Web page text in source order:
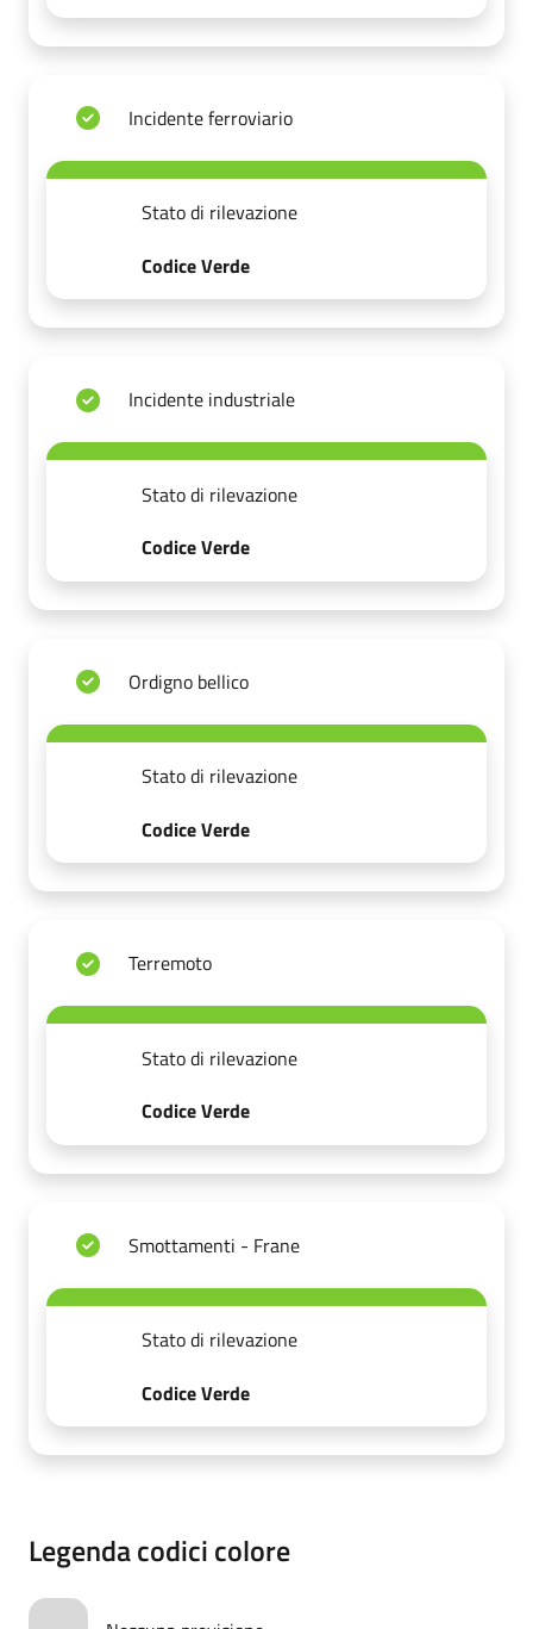
Incidente ferroviario
Stato di rilevazione
Codice Verde
Incidente industriale
Stato di rilevazione
Codice Verde
Ordigno bellico
Stato di rilevazione
Codice Verde
Terremoto
Stato di rilevazione
Codice Verde
Smottamenti - Frane
Stato di rilevazione
Codice Verde
Legenda codici colore